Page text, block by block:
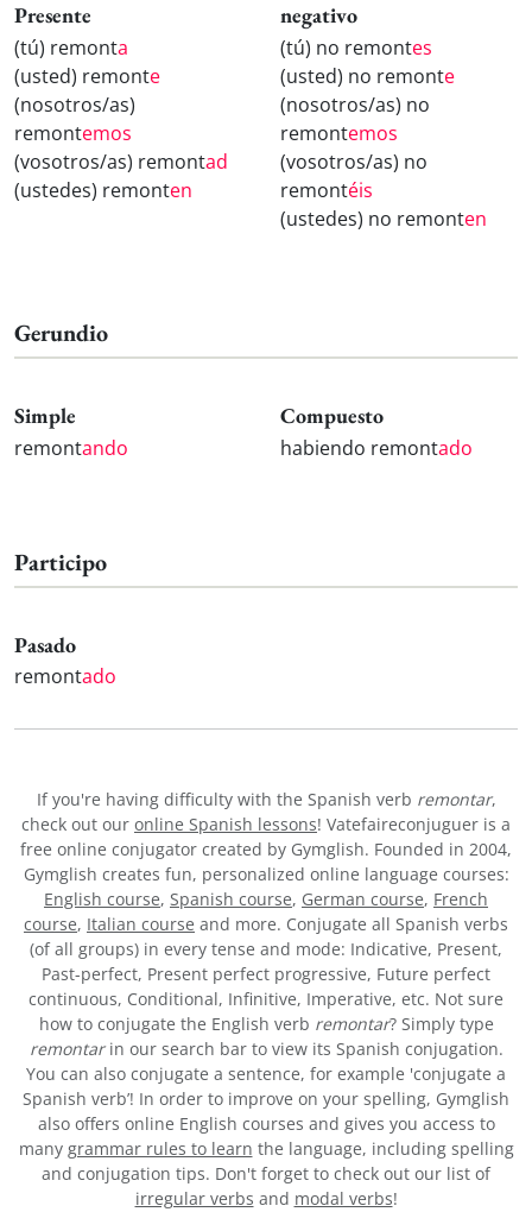
Presente
(tú) remonta
(usted) remonte
(nosotros/as)
remontemos
(vosotros/as) remontad
(ustedes) remonten
negativo
(tú) no remontes
(usted) no remonte
(nosotros/as) no
remontemos
(vosotros/as) no
remontéis
(ustedes) no remonten
Gerundio
Simple
remontando
Compuesto
habiendo remontado
Participo
Pasado
remontado
If you're having difficulty with the Spanish verb remontar,
check out our online Spanish lessons! Vatefaireconjuguer is a
free online conjugator created by Gymglish. Founded in 2004,
Gymglish creates fun, personalized online language courses:
English course, Spanish course, German course, French
course, Italian course and more. Conjugate all Spanish verbs
(of all groups) in every tense and mode: Indicative, Present,
Past-perfect, Present perfect progressive, Future perfect
continuous, Conditional, Infinitive, Imperative, etc. Not sure
how to conjugate the English verb remontar? Simply type
remontarin our search bar to view its Spanish conjugation.
You can also conjugate a sentence, for example 'conjugate a
Spanish verb’! In order to improve on your spelling, Gymglish
also offers online English courses and gives you access to
many grammar rules to learn the language, including spelling
and conjugation tips. Don't forget to check out our list of
irregular verbs and modal verbs!